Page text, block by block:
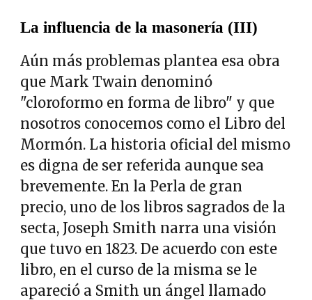
La influencia de la masonería (III)
Aún más problemas plantea esa obra
que Mark Twain denominó
"cloroformo en forma de libro" y que
nosotros conocemos como el Libro del
Mormón. La historia oficial del mismo
es digna de ser referida aunque sea
brevemente. En la Perla de gran
precio, uno de los libros sagrados de la
secta, Joseph Smith narra una visión
que tuvo en 1823. De acuerdo con este
libro, en el curso de la misma se le
apareció a Smith un ángel llamado